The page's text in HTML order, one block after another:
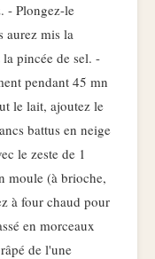
- Plongez-le
aurez mis la
pincée de sel. -
pendant 45 mn
le lait, ajoutez le
battus en neige
le zeste de 1
moule (à brioche,
à four chaud pour
en morceaux
de l'une